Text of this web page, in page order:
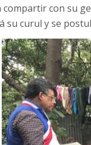
con su
su curul y se